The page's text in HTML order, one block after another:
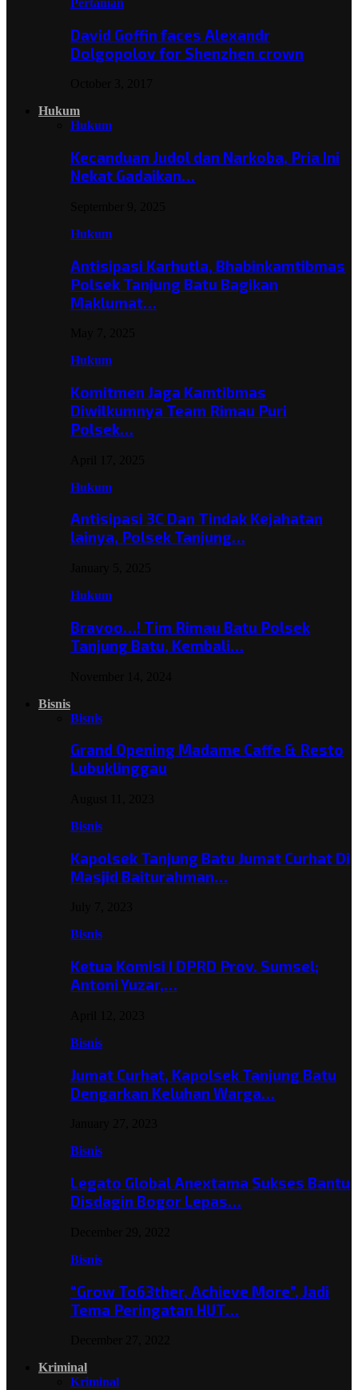
Pertanian
David Goffin faces Alexandr
Dolgopolov for Shenzhen crown
Hukum
Hukum
Kecanduan Judol dan Narkoba, Pria Ini
Nekat Gadaikan…
Hukum
Antisipasi Karhutla, Bhabinkamtibmas
Polsek Tanjung Batu Bagikan
Maklumat…
Hukum
Komitmen Jaga Kamtibmas
Diwilkumnya Team Rimau Puri
Polsek…
Hukum
Antisipasi 3C Dan Tindak Kejahatan
lainya, Polsek Tanjung…
Hukum
Bravoo…! Tim Rimau Batu Polsek
Tanjung Batu, Kembali…
Bisnis
Bisnis
Grand Opening Madame Caffe & Resto
Lubuklinggau
Bisnis
Kapolsek Tanjung Batu Jumat Curhat Di
Masjid Baiturahman…
Bisnis
Ketua Komisi I DPRD Prov. Sumsel;
Antoni Yuzar,…
Bisnis
Jumat Curhat, Kapolsek Tanjung Batu
Dengarkan Keluhan Warga…
Bisnis
Legato Global Anextama Sukses Bantu
Disdagin Bogor Lepas…
Bisnis
“Grow To63ther, Achieve More”, Jadi
Tema Peringatan HUT…
Kriminal
Kriminal